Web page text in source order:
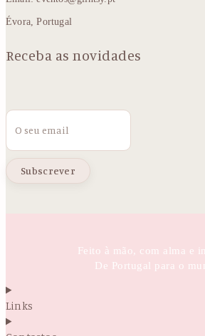
Évora, Portugal
Receba as novidades
Email
Feito à mão, com alma e
De Portugal para o
Links